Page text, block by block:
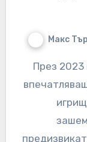
Макс
През 2023 г. Саудитска Арабия предлага